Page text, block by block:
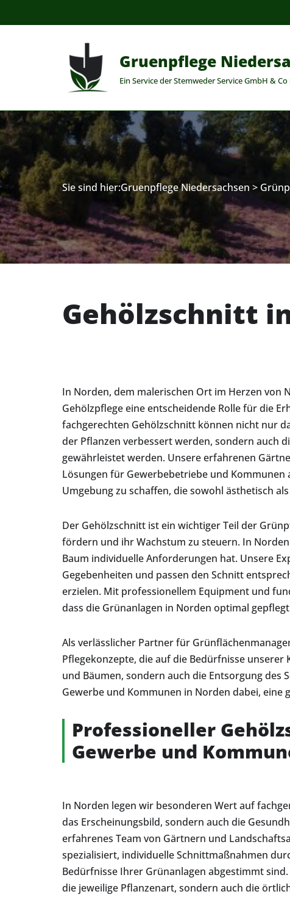
Gruenpflege
Ein Service der Stemweder Service GmbH & Co
Sie sind hier:Gruenpflege Niedersachsen >
Gehölzschnitt
In Norden, dem malerischen Ort im Herzen von
Gehölzpflege eine entscheidende Rolle für die
fachgerechten Gehölzschnitt können nicht nur
der Pflanzen verbessert werden, sondern auch
gewährleistet werden. Unsere erfahrenen
Lösungen für Gewerbebetriebe und
Umgebung zu schaffen, die sowohl ästhetisch
Der Gehölzschnitt ist ein wichtiger Teil der
fördern und ihr Wachstum zu steuern. In
Baum individuelle Anforderungen hat. Unsere
Gegebenheiten und passen den Schnitt
erzielen. Mit professionellem Equipment und
dass die Grünanlagen in Norden optimal
Als verlässlicher Partner für
Pflegekonzepte, die auf die Bedürfnisse
und Bäumen, sondern auch die Entsorgung
Gewerbe und Kommunen in Norden dabei,
Professioneller
Gewerbe und
In Norden legen wir besonderen Wert auf
das Erscheinungsbild, sondern auch die
erfahrenes Team von Gärtnern und
spezialisiert, individuelle Schnittmaßnahmen
Bedürfnisse Ihrer Grünanlagen abgestimmt
die jeweilige Pflanzenart, sondern auch die